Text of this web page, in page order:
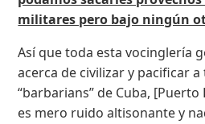
militares pero bajo ningún
Así que toda esta vocinglería
acerca de civilizar y pacificar
“barbarians” de Cuba,
es mero ruido altisonante y